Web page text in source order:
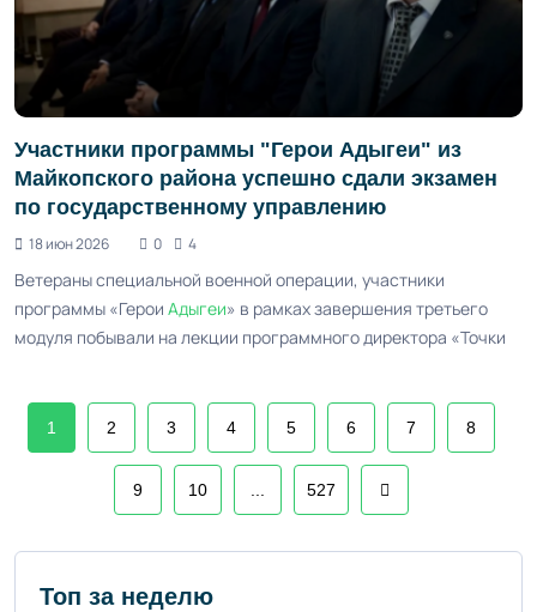
Участники программы "Герои Адыгеи" из
Майкопского района успешно сдали экзамен
по государственному управлению
18 июн 2026 0 4
Ветераны специальной военной операции, участники
программы «Герои Адыгеи» в рамках завершения третьего
модуля побывали на лекции программного директора «Точки
1 2 3 4 5 6 7 8
9 10 527
Топ за неделю